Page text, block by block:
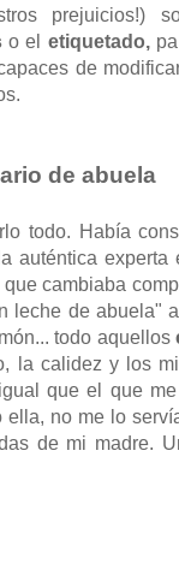
prejuicios!)
o el etiquetado,
de
de abuela
todo. Había
auténtica
cambiaba
leche de abuela"
todo aquellos
la calidez y los
que el que
ella, no me lo
de mi madre.